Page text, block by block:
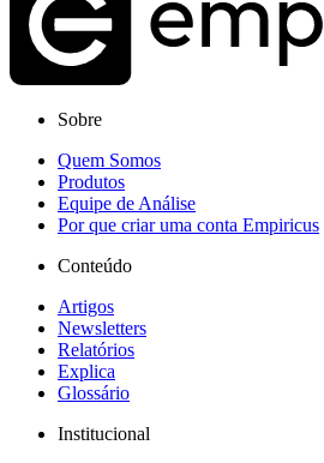
Sobre
Quem Somos
Produtos
Equipe de Análise
Por que criar uma conta Empiricus
Conteúdo
Artigos
Newsletters
Relatórios
Explica
Glossário
Institucional